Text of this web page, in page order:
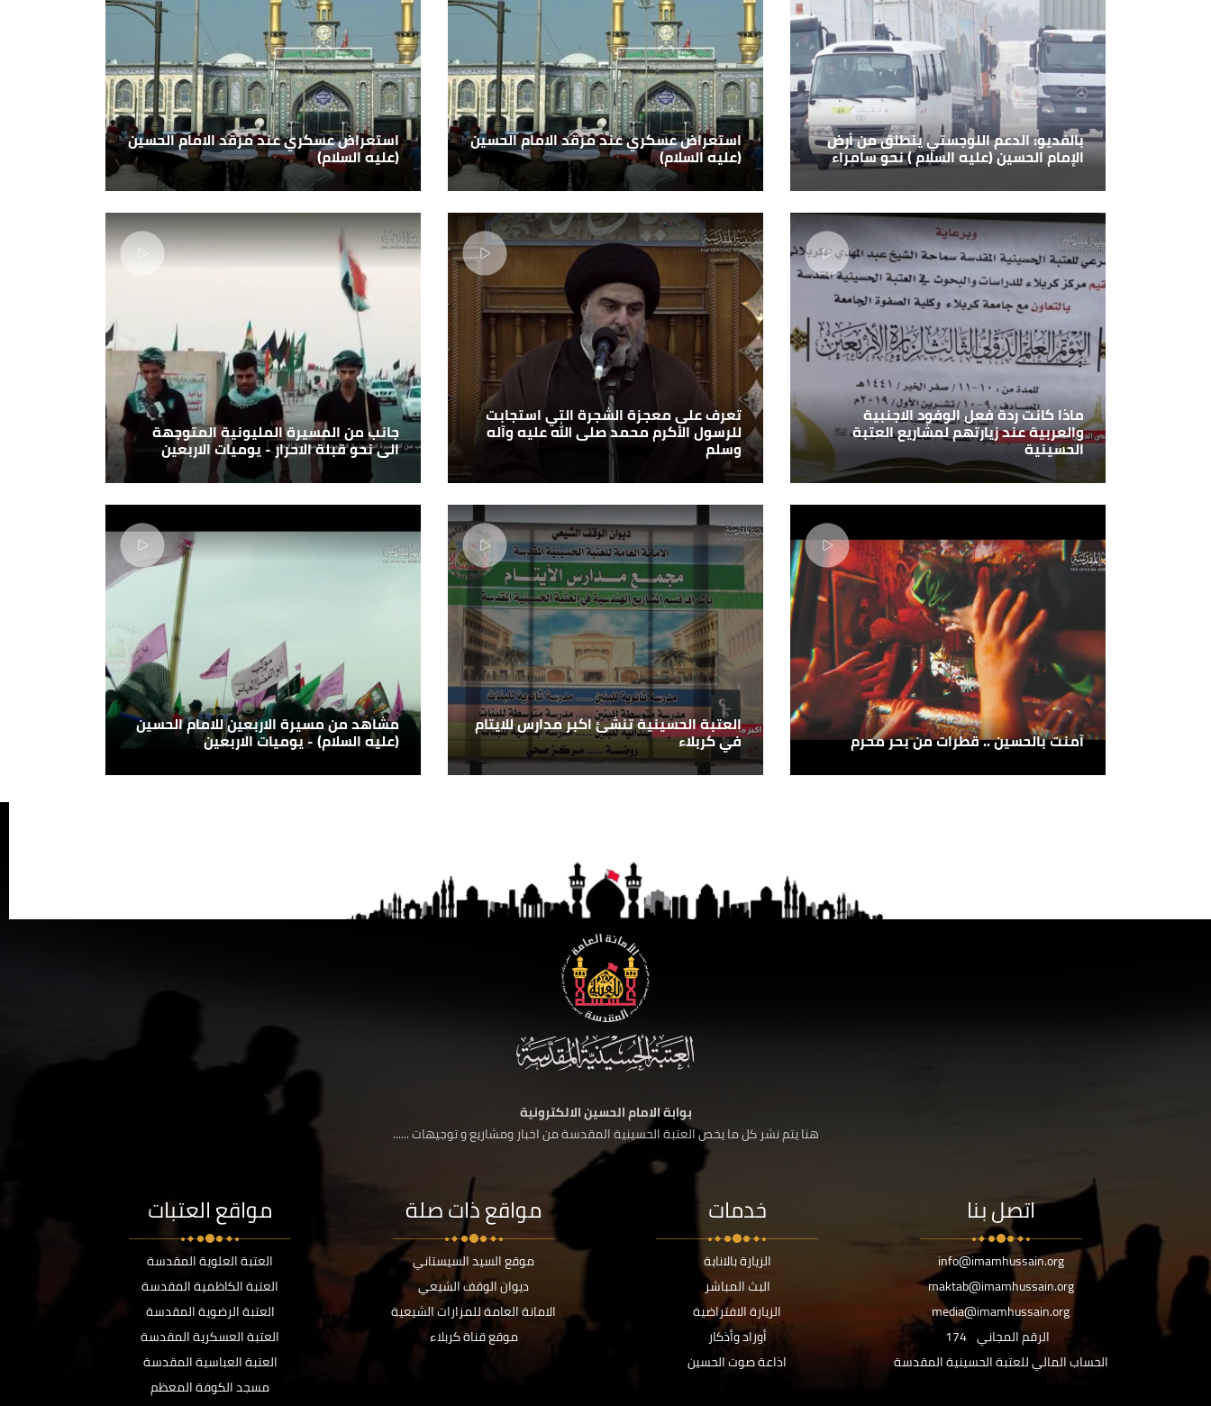
بالفديو: الدعم اللوجستي ينطلق من أرض
الإمام الحسين (عليه السلام ) نحو سامراء
استعراض عسكري عند مرقد الامام الحسين
(عليه السلام)
استعراض عسكري عند مرقد الامام الحسين
(عليه السلام)
ماذا كانت ردة فعل الوفود الاجنبية
والعربية عند زيارتهم لمشاريع العتبة
الحسينية
تعرف على معجزة الشجرة التي استجابت
للرسول الأكرم محمد صلى الله عليه وآله
وسلم
جانب من المسيرة المليونية المتوجهة
الى نحو قبلة الاحرار - يوميات الاربعين
آمنت بالحسين .. قطرات من بحر محرم
العتبة الحسينية تنشئ اكبر مدارس للايتام
في كربلاء
مشاهد من مسيرة الاربعين للامام الحسين
(عليه السلام) - يوميات الاربعين
بوابة الامام الحسين الالكترونية
هنا يتم نشر كل ما يخص العتبة الحسينية المقدسة من اخبار ومشاريع و توجيهات ......
اتصل بنا
info@imamhussain.org
maktab@imamhussain.org
media@imamhussain.org
الرقم المجاني 174
الحساب المالي للعتبة الحسينية المقدسة
خدمات
الزيارة بالانابة
البث المباشر
الزيارة الافتراضية
أوراد وأذكار
اذاعة صوت الحسين
مواقع ذات صلة
موقع السيد السيستاني
ديوان الوقف الشيعي
الامانة العامة للمزارات الشيعية
موقع قناة كربلاء
مواقع العتبات
العتبة العلوية المقدسة
العتبة الكاظمية المقدسة
العتبة الرضوية المقدسة
العتبة العسكرية المقدسة
العتبة العباسية المقدسة
مسجد الكوفة المعظم